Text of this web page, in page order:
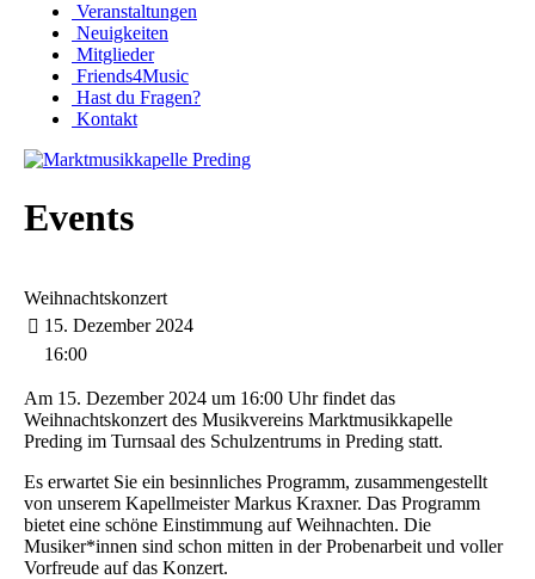
Veranstaltungen
Neuigkeiten
Mitglieder
Friends4Music
Hast du Fragen?
Kontakt
Events
Weihnachtskonzert
15. Dezember 2024
16:00
Am 15. Dezember 2024 um 16:00 Uhr findet das
Weihnachtskonzert des Musikvereins Marktmusikkapelle
Preding im Turnsaal des Schulzentrums in Preding statt.
Es erwartet Sie ein besinnliches Programm, zusammengestellt
von unserem Kapellmeister Markus Kraxner. Das Programm
bietet eine schöne Einstimmung auf Weihnachten. Die
Musiker*innen sind schon mitten in der Probenarbeit und voller
Vorfreude auf das Konzert.